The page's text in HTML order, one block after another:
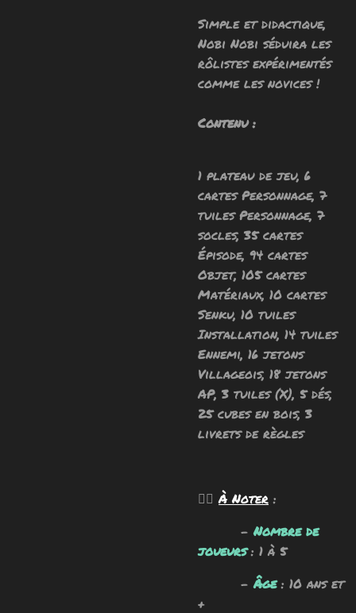
Simple et didactique,
Nobi Nobi séduira les
rôlistes expérimentés
comme les novices !
Contenu :
1 plateau de jeu, 6
cartes Personnage, 7
tuiles Personnage, 7
socles, 35 cartes
Épisode, 94 cartes
Objet, 105 cartes
Matériaux, 10 cartes
Senku, 10 tuiles
Installation, 14 tuiles
Ennemi, 16 jetons
Villageois, 18 jetons
AP, 3 tuiles (X), 5 dés,
25 cubes en bois, 3
livrets de règles
🧙‍♂️À Noter :
-Nombre de
joueurs: 1 à 5
-Âge : 10 ans et
+